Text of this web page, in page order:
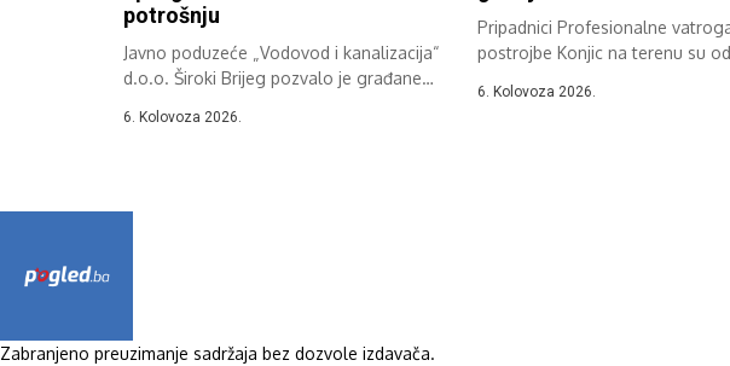
potrošnju
Javno poduzeće „Vodovod i kanalizacija“
d.o.o. Široki Brijeg pozvalo je građane
6. Kolovoza 2026.
Pripadnici Profesionalne
postrojbe Konjic na terenu su od
6. Kolovoza 2026.
Zabranjeno preuzimanje sadržaja bez dozvole izdavača.